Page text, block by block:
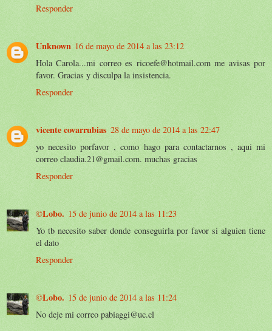
Responder
Unknown 16 de mayo de 2014 a las 23:12
Hola Carola...mi correo es ricoefe@hotmail.com me avisas por
favor. Gracias y disculpa la insistencia.
Responder
vicente covarrubias 28 de mayo de 2014 a las 22:47
yo necesito porfavor , como hago para contactarnos , aqui mi
correo claudia.21@gmail.com. muchas gracias
Responder
©Lobo. 15 de junio de 2014 a las 11:23
Yo tb necesito saber donde conseguirla por favor si alguien tiene
el dato
Responder
©Lobo. 15 de junio de 2014 a las 11:24
No deje mi correo pabiaggi@uc.cl